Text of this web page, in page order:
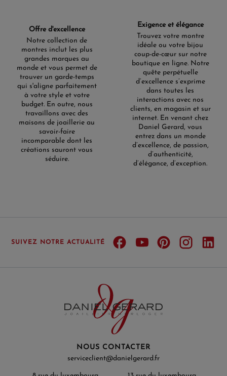
Offre d'excellence
Notre collection de
montres inclut les plus
grandes marques au
monde et vous permet de
trouver un garde-temps
qui s'aligne parfaitement
à votre style et votre
budget. En outre, nous
travaillons avec des
maisons de joaillerie au
savoir-faire
incomparable dont les
créations sauront vous
séduire.
Exigence et élégance
Trouvez votre montre
idéale ou votre bijou
coup-de-cœur sur notre
boutique en ligne. Notre
quête perpétuelle
d’excellence s’exprime
dans toutes les
interactions avec nos
clients, en magasin et sur
internet. En venant chez
Daniel Gerard, vous
entrez dans un monde
d’excellence, de passion,
d’authenticité,
d’élégance, d’exception.
SUIVEZ NOTRE ACTUALITÉ
NOUS CONTACTER
serviceclient@danielgerard.fr